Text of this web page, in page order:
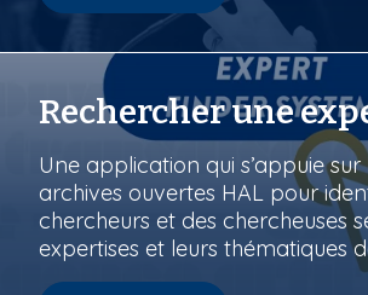
Rechercher une
Une application qui s’appuie sur
archives ouvertes HAL pour
chercheurs et des chercheuses
expertises et leurs thématiques